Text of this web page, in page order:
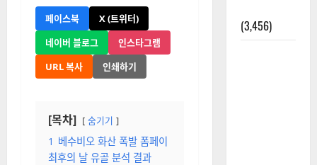
페이스북
X (트위터)
네이버 블로그
인스타그램
URL 복사
인쇄하기
[목차] 숨기기
1 베수비오 화산 폭발 폼페이
최후의 날 유골 분석 결과
(3,456)